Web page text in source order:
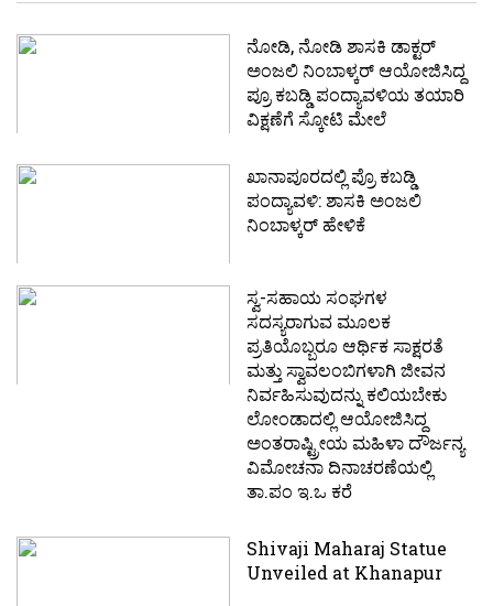
ನೋಡಿ, ನೋಡಿ ಶಾಸಕಿ ಡಾಕ್ಟರ್
ಅಂಜಲಿ ನಿಂಬಾಳ್ಕರ್ ಆಯೋಜಿಸಿದ್ದ
ಪ್ರೂ ಕಬಡ್ಡಿ ಪಂದ್ಯಾವಳಿಯ ತಯಾರಿ
ವಿಕ್ಷಣೆಗೆ ಸ್ಕೋಟಿ ಮೇಲೆ
ಖಾನಾಪೂರದಲ್ಲಿ ಪ್ರೊ ಕಬಡ್ಡಿ
ಪಂದ್ಯಾವಳಿ: ಶಾಸಕಿ ಅಂಜಲಿ
ನಿಂಬಾಳ್ಕರ್ ಹೇಳಿಕೆ
ಸ್ವ-ಸಹಾಯ ಸಂಘಗಳ
ಸದಸ್ಯರಾಗುವ ಮೂಲಕ
ಪ್ರತಿಯೊಬ್ಬರೂ ಆರ್ಥಿಕ ಸಾಕ್ಷರತೆ
ಮತ್ತು ಸ್ವಾವಲಂಬಿಗಳಾಗಿ ಜೀವನ
ನಿರ್ವಹಿಸುವುದನ್ನು ಕಲಿಯಬೇಕು
ಲೋಂಡಾದಲ್ಲಿ ಆಯೋಜಿಸಿದ್ದ
ಅಂತರಾಷ್ಟ್ರೀಯ ಮಹಿಳಾ ದೌರ್ಜನ್ಯ
ವಿಮೋಚನಾ ದಿನಾಚರಣೆಯಲ್ಲಿ
ತಾ.ಪಂ ಇ.ಒ ಕರೆ
Shivaji Maharaj Statue
Unveiled at Khanapur